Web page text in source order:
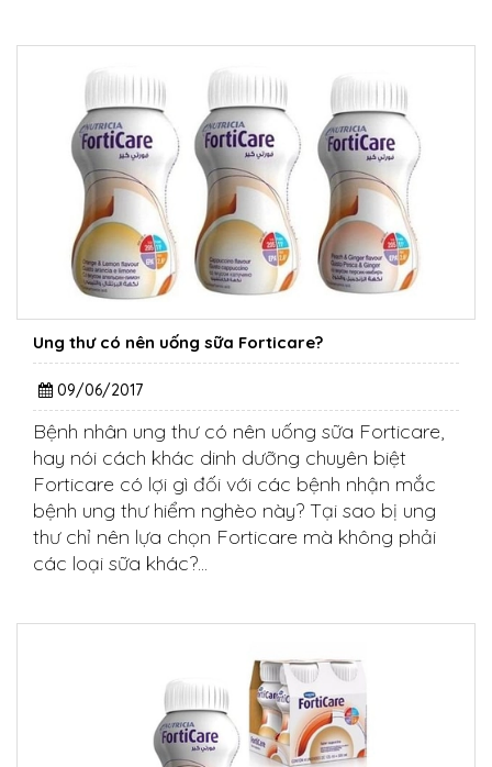
Ung thư có nên uống sữa Forticare?
09/06/2017
Bệnh nhân ung thư có nên uống sữa Forticare,
hay nói cách khác dinh dưỡng chuyên biệt
Forticare có lợi gì đối với các bệnh nhận mắc
bệnh ung thư hiểm nghèo này? Tại sao bị ung
thư chỉ nên lựa chọn Forticare mà không phải
các loại sữa khác?...